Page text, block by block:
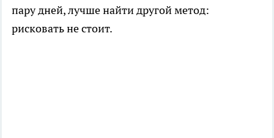
пару дней, лучше найти другой метод:
рисковать не стоит.